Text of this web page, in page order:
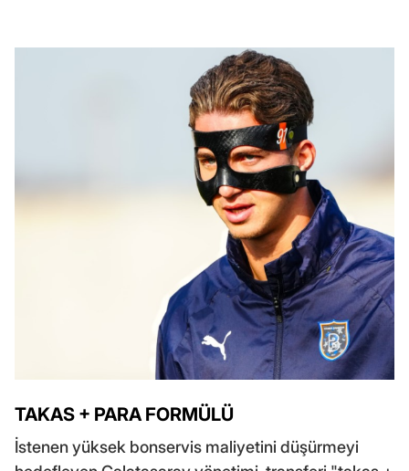
TAKAS + PARA FORMÜLÜ
İstenen yüksek bonservis maliyetini düşürmeyi